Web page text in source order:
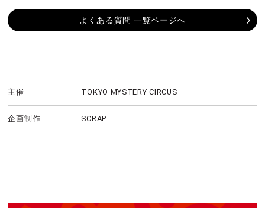
よくある質問 一覧ページへ
主催 TOKYO MYSTERY CIRCUS
企画制作 SCRAP